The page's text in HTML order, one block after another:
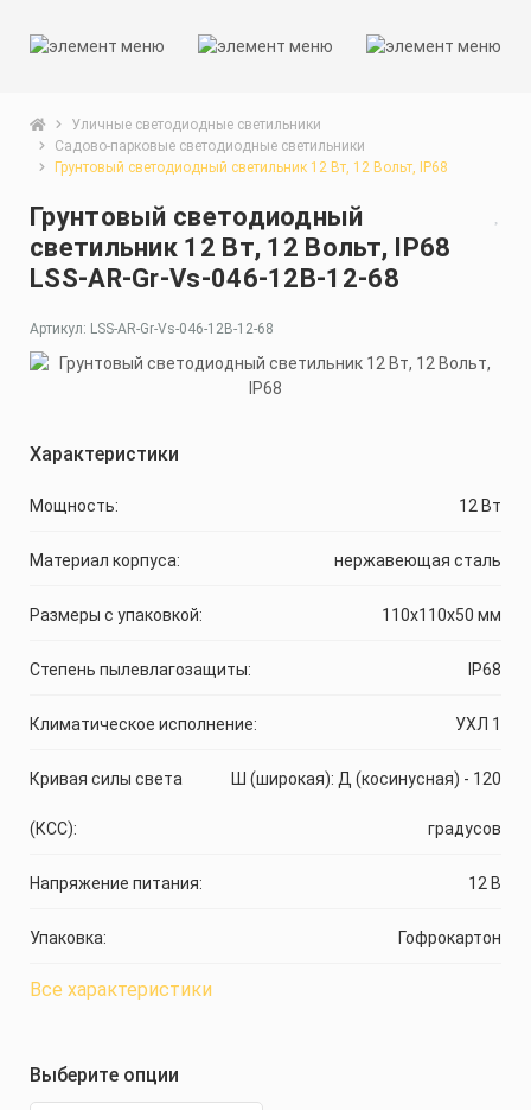
Уличные светодиодные светильники
Садово-парковые светодиодные светильники
Грунтовый светодиодный светильник 12 Вт, 12 Вольт, IP68
Грунтовый светодиодный
светильник 12 Вт, 12 Вольт, IP68
LSS-AR-Gr-Vs-046-12В-12-68
Артикул: LSS-AR-Gr-Vs-046-12В-12-68
Характеристики
Мощность: 12 Вт
Материал корпуса: нержавеющая сталь
Размеры с упаковкой: 110x110x50 мм
Степень пылевлагозащиты: IP68
Климатическое исполнение: УХЛ 1
Кривая силы света
(КСС):
Ш (широкая): Д (косинусная) - 120
градусов
Напряжение питания: 12 В
Упаковка: Гофрокартон
Все характеристики
Выберите опции